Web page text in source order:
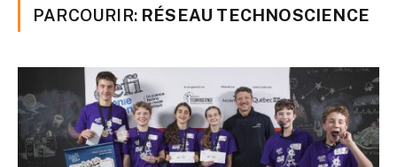
PARCOURIR: RÉSEAU TECHNOSCIENCE